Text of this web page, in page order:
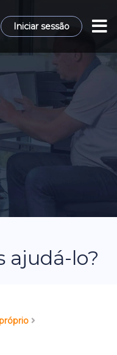
Iniciar sessão
ajudá-lo?